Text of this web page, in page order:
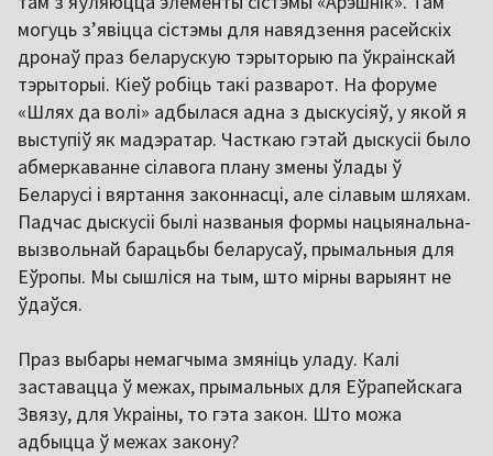
могуць зʼявіцца сістэмы для навядзення расейскіх
дронаў праз беларускую тэрыторыю па ўкраінскай
тэрыторыі. Кіеў робіць такі разварот. На форуме
«Шлях да волі» адбылася адна з дыскусіяў, у якой я
выступіў як мадэратар. Часткаю гэтай дыскусіі было
абмеркаванне сілавога плану змены ўлады ў
Беларусі і вяртання законнасці, але сілавым шляхам.
Падчас дыскусіі былі названыя формы нацыянальна-
вызвольнай барацьбы беларусаў, прымальныя для
Еўропы. Мы сышліся на тым, што мірны варыянт не
ўдаўся.
Праз выбары немагчыма змяніць уладу. Калі
заставацца ў межах, прымальных для Еўрапейскага
Звязу, для Украіны, то гэта закон. Што можа
адбыцца ў межах закону?